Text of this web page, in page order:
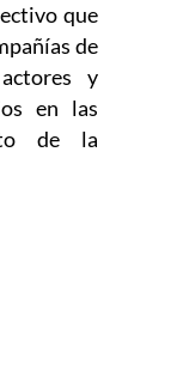
que
de
y
en las
de la